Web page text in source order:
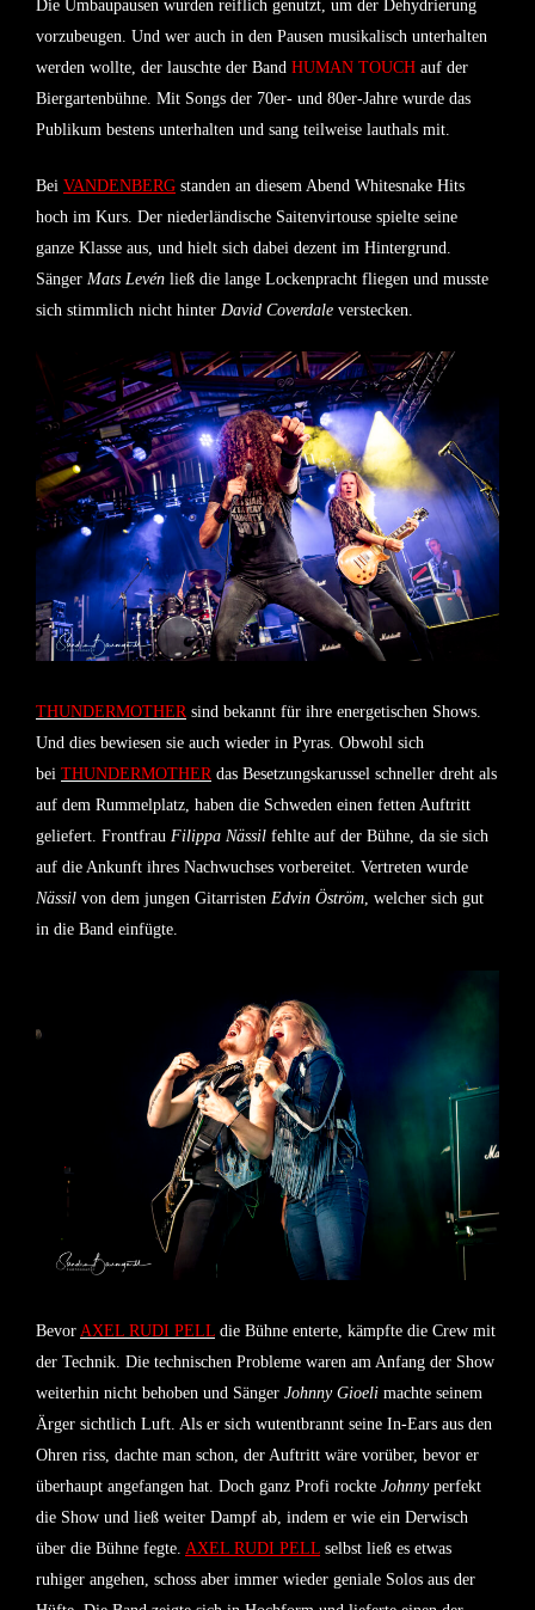
Die Umbaupausen wurden reiflich genutzt, um der Dehydrierung
vorzubeugen. Und wer auch in den Pausen musikalisch unterhalten
werden wollte, der lauschte der Band HUMAN TOUCH auf der
Biergartenbühne. Mit Songs der 70er- und 80er-Jahre wurde das
Publikum bestens unterhalten und sang teilweise lauthals mit.
Bei VANDENBERG standen an diesem Abend Whitesnake Hits
hoch im Kurs. Der niederländische Saitenvirtouse spielte seine
ganze Klasse aus, und hielt sich dabei dezent im Hintergrund.
Sänger Mats Levén ließ die lange Lockenpracht fliegen und musste
sich stimmlich nicht hinter David Coverdale verstecken.
THUNDERMOTHER sind bekannt für ihre energetischen Shows.
Und dies bewiesen sie auch wieder in Pyras. Obwohl sich
bei THUNDERMOTHER das Besetzungskarussel schneller dreht als
auf dem Rummelplatz, haben die Schweden einen fetten Auftritt
geliefert. Frontfrau Filippa Nässil fehlte auf der Bühne, da sie sich
auf die Ankunft ihres Nachwuchses vorbereitet. Vertreten wurde
Nässil von dem jungen Gitarristen Edvin Öström , welcher sich gut
in die Band einfügte.
Bevor AXEL RUDI PELL die Bühne enterte, kämpfte die Crew mit
der Technik. Die technischen Probleme waren am Anfang der Show
weiterhin nicht behoben und Sänger Johnny Gioeli machte seinem
Ärger sichtlich Luft. Als er sich wutentbrannt seine In-Ears aus den
Ohren riss, dachte man schon, der Auftritt wäre vorüber, bevor er
überhaupt angefangen hat. Doch ganz Profi rockte Johnnyperfekt
die Show und ließ weiter Dampf ab, indem er wie ein Derwisch
über die Bühne fegte. AXEL RUDI PELL selbst ließ es etwas
ruhiger angehen, schoss aber immer wieder geniale Solos aus der